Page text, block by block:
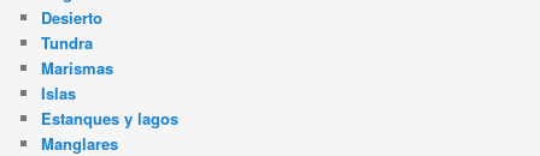
Desierto
Tundra
Marismas
Islas
Estanques y lagos
Manglares